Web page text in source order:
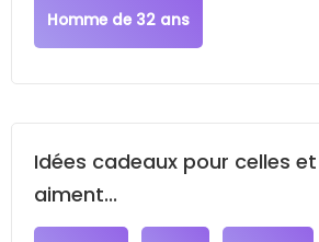
Homme de 32 ans
Idées cadeaux pour celles
aiment...